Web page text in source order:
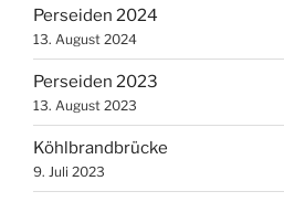
Perseiden 2024
13. August 2024
Perseiden 2023
13. August 2023
Köhlbrandbrücke
9. Juli 2023